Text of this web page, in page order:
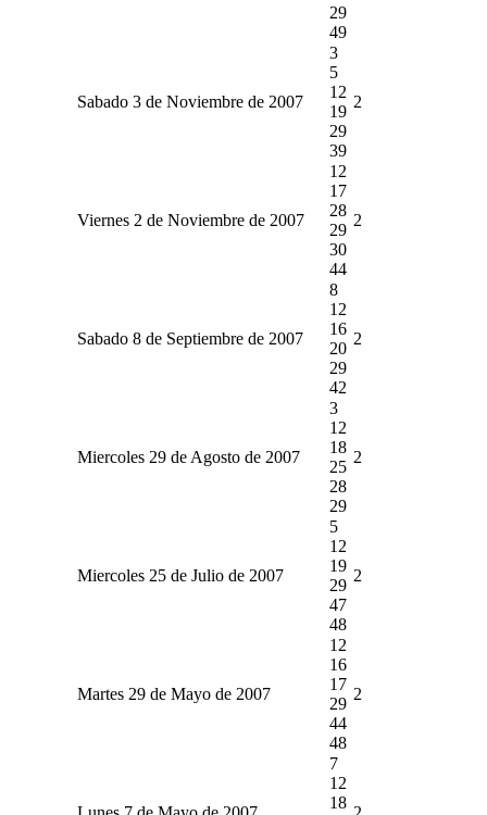
29
49
Sabado 3 de Noviembre de 2007
3
5
12
19
29
39
2
Viernes 2 de Noviembre de 2007
12
17
28
29
30
44
2
Sabado 8 de Septiembre de 2007
8
12
16
20
29
42
2
Miercoles 29 de Agosto de 2007
3
12
18
25
28
29
2
Miercoles 25 de Julio de 2007
5
12
19
29
47
48
2
Martes 29 de Mayo de 2007
12
16
17
29
44
48
2
7
12
18